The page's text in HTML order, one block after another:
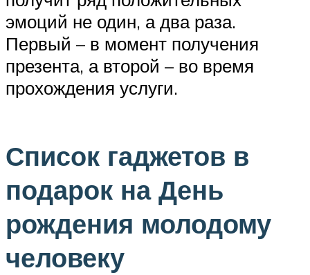
эмоций не один, а два раза.
Первый – в момент получения
презента, а второй – во время
прохождения услуги.
Список гаджетов в
подарок на День
рождения молодому
человеку